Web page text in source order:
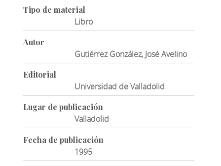
Tipo de material
Libro
Autor
Gutiérrez González, José Avelino
Editorial
Universidad de Valladolid
Lugar de publicación
Valladolid
Fecha de publicación
1995